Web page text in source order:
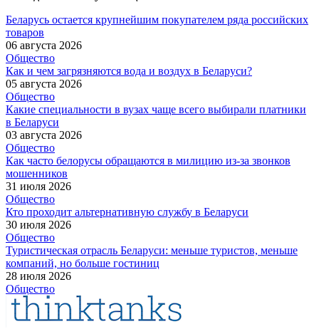
Беларусь остается крупнейшим покупателем ряда российских
товаров
06 августа 2026
Общество
Как и чем загрязняются вода и воздух в Беларуси?
05 августа 2026
Общество
Какие специальности в вузах чаще всего выбирали платники
в Беларуси
03 августа 2026
Общество
Как часто белорусы обращаются в милицию из-за звонков
мошенников
31 июля 2026
Общество
Кто проходит альтернативную службу в Беларуси
30 июля 2026
Общество
Туристическая отрасль Беларуси: меньше туристов, меньше
компаний, но больше гостиниц
28 июля 2026
Общество